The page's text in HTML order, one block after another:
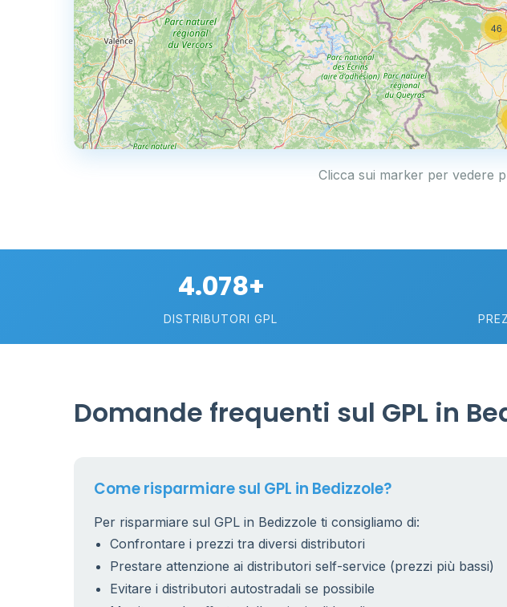
46
Clicca sui marker per vedere
4.078+
DISTRIBUTORI GPL
Domande frequenti sul GPL in
Come risparmiare sul GPL in Bedizzole?
Per risparmiare sul GPL in Bedizzole ti consigliamo di:
Confrontare i prezzi tra diversi distributori
Prestare attenzione ai distributori self-service (prezzi più bassi)
Evitare i distributori autostradali se possibile